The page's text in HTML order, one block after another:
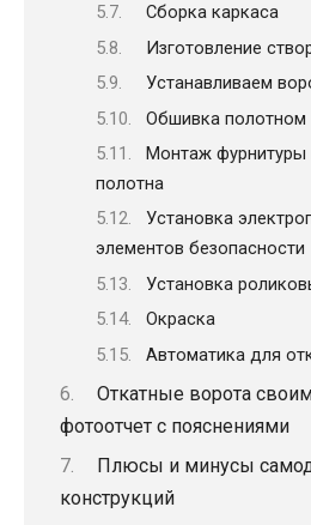
Сборка каркаса
Изготовление
Устанавливаем
Обшивка полотном
Монтаж фурнитуры
полотна
Установка
элементов безопасности
Установка
Окраска
Автоматика для
Откатные ворота
фотоотчет с пояснениями
Плюсы и минусы
конструкций